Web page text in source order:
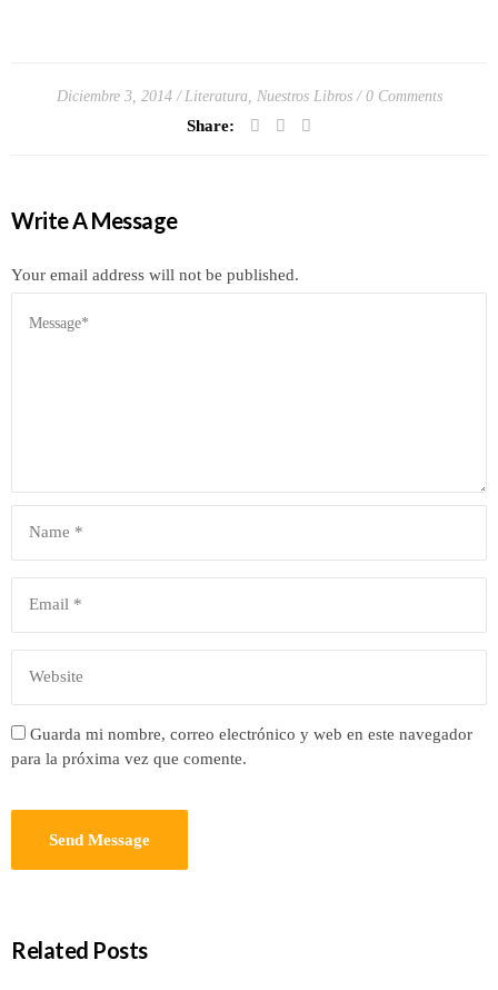
Diciembre 3, 2014 Literatura, Nuestros Libros 0 Comments
Share:
Write A Message
Your email address will not be published.
Guarda mi nombre, correo electrónico y web en este navegador
para la próxima vez que comente.
Related Posts